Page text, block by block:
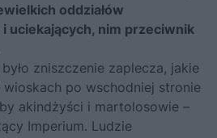
oddziałów
uciekających, nim przeciwnik
zniszczenie zaplecza, jakie
wioskach po wschodniej stronie
akindżyści i martolosowie –
Imperium. Ludzie